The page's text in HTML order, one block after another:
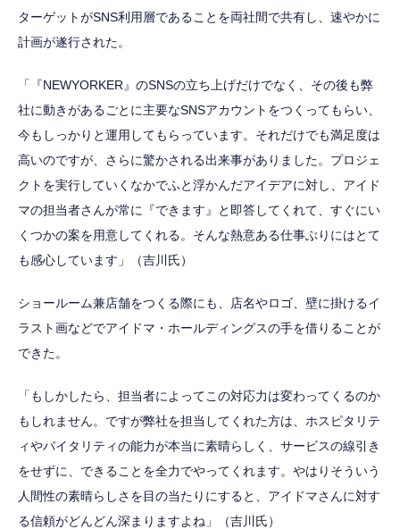
ターゲットがSNS利用層であることを両社間で共有し、速やかに
計画が遂行された。
「『NEWYORKER』のSNSの立ち上げだけでなく、その後も弊
社に動きがあるごとに主要なSNSアカウントをつくってもらい、
今もしっかりと運用してもらっています。それだけでも満足度は
高いのですが、さらに驚かされる出来事がありました。プロジェ
クトを実行していくなかでふと浮かんだアイデアに対し、アイド
マの担当者さんが常に『できます』と即答してくれて、すぐにい
くつかの案を用意してくれる。そんな熱意ある仕事ぶりにはとて
も感心しています」（吉川氏）
ショールーム兼店舗をつくる際にも、店名やロゴ、壁に掛けるイ
ラスト画などでアイドマ・ホールディングスの手を借りることが
できた。
「もしかしたら、担当者によってこの対応力は変わってくるのか
もしれません。ですが弊社を担当してくれた方は、ホスピタリテ
ィやバイタリティの能力が本当に素晴らしく、サービスの線引き
をせずに、できることを全力でやってくれます。やはりそういう
人間性の素晴らしさを目の当たりにすると、アイドマさんに対す
る信頼がどんどん深まりますよね」（吉川氏）